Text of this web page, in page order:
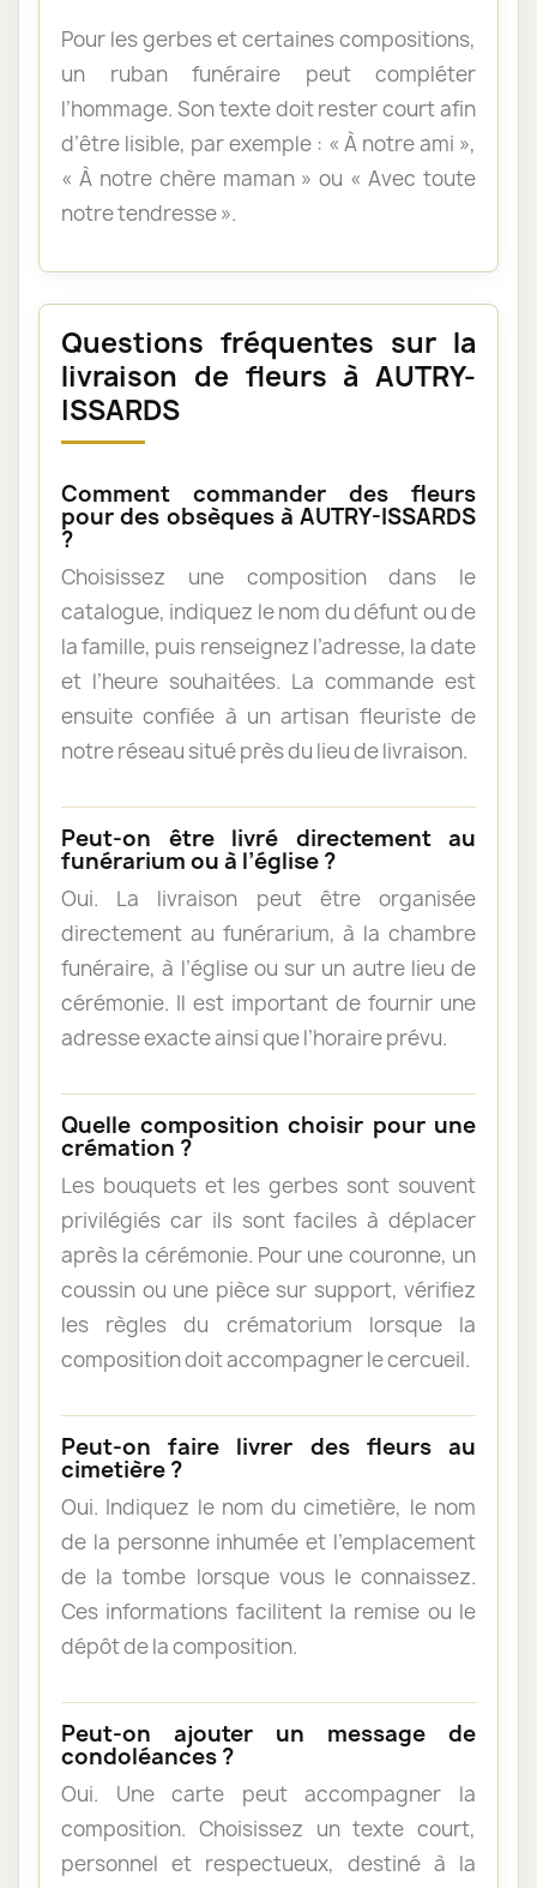
Pour les gerbes et certaines compositions,
un ruban funéraire peut compléter
l’hommage. Son texte doit rester court afin
d’être lisible, par exemple : « À notre ami »,
« À notre chère maman » ou « Avec toute
notre tendresse ».
Questions fréquentes sur la
livraison de fleurs à AUTRY-
ISSARDS
Comment commander des fleurs
pour des obsèques à AUTRY-ISSARDS
?
Choisissez une composition dans le
catalogue, indiquez le nom du défunt ou de
la famille, puis renseignez l’adresse, la date
et l’heure souhaitées. La commande est
ensuite confiée à un artisan fleuriste de
notre réseau situé près du lieu de livraison.
Peut-on être livré directement au
funérarium ou à l’église ?
Oui. La livraison peut être organisée
directement au funérarium, à la chambre
funéraire, à l’église ou sur un autre lieu de
cérémonie. Il est important de fournir une
adresse exacte ainsi que l’horaire prévu.
Quelle composition choisir pour une
crémation ?
Les bouquets et les gerbes sont souvent
privilégiés car ils sont faciles à déplacer
après la cérémonie. Pour une couronne, un
coussin ou une pièce sur support, vérifiez
les règles du crématorium lorsque la
composition doit accompagner le cercueil.
Peut-on faire livrer des fleurs au
cimetière ?
Oui. Indiquez le nom du cimetière, le nom
de la personne inhumée et l’emplacement
de la tombe lorsque vous le connaissez.
Ces informations facilitent la remise ou le
dépôt de la composition.
Peut-on ajouter un message de
condoléances ?
Oui. Une carte peut accompagner la
composition. Choisissez un texte court,
personnel et respectueux, destiné à la